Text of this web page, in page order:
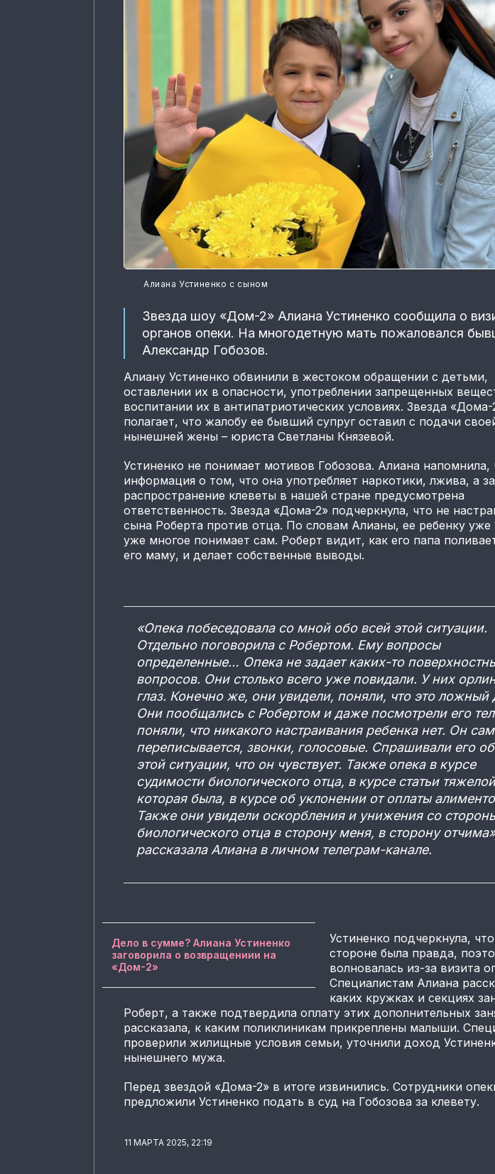
Алиана Устиненко с сыном
Звезда шоу «Дом-2» Алиана Устиненко сообщила о
органов опеки. На многодетную мать пожаловался
Александр Гобозов.
Алиану Устиненко обвинили в жестоком обращении с детьми,
оставлении их в опасности, употреблении запрещенных
воспитании их в антипатриотических условиях. Звезда «Дома-
полагает, что жалобу ее бывший супруг оставил с подачи
нынешней жены – юриста Светланы Князевой.
Устиненко не понимает мотивов Гобозова. Алиана напомнила,
информация о том, что она употребляет наркотики, лжива, а за
распространение клеветы в нашей стране предусмотрена
ответственность. Звезда «Дома-2» подчеркнула, что не
сына Роберта против отца. По словам Алианы, ее ребенку уже
уже многое понимает сам. Роберт видит, как его папа
его маму, и делает собственные выводы.
«Опека побеседовала со мной обо всей этой ситуации.
Отдельно поговорила с Робертом. Ему вопросы
определенные… Опека не задает каких-то
вопросов. Они столько всего уже повидали. У них
глаз. Конечно же, они увидели, поняли, что это ложный
Они пообщались с Робертом и даже посмотрели его
поняли, что никакого настраивания ребенка нет. Он сам
переписывается, звонки, голосовые. Спрашивали его
этой ситуации, что он чувствует. Также опека в курсе
судимости биологического отца, в курсе статьи
которая была, в курсе об уклонении от оплаты
Также они увидели оскорбления и унижения со
биологического отца в сторону меня, в сторону
рассказала Алиана в личном телеграм-канале.
Дело в сумме? Алиана Устиненко
заговорила о возвращениии на
«Дом-2»
Устиненко подчеркнула,
стороне была правда,
волновалась из-за визита
Специалистам Алиана
каких кружках и секциях
Роберт, а также подтвердила оплату этих дополнительных
рассказала, к каким поликлиникам прикреплены малыши.
проверили жилищные условия семьи, уточнили доход
нынешнего мужа.
Перед звездой «Дома-2» в итоге извинились. Сотрудники
предложили Устиненко подать в суд на Гобозова за клевету.
11 МАРТА 2025, 22:19